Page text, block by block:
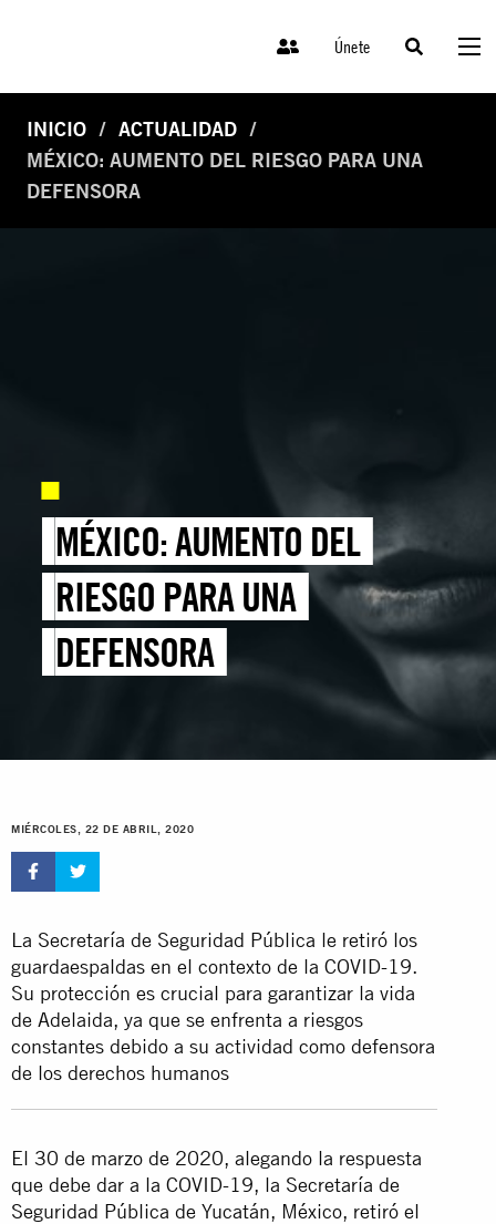
Únete
INICIO
ACTUALIDAD
MÉXICO: AUMENTO DEL RIESGO PARA UNA
DEFENSORA
MÉXICO: AUMENTO DEL
RIESGO PARA UNA
DEFENSORA
MIÉRCOLES, 22 DE ABRIL, 2020
La Secretaría de Seguridad Pública le retiró los
guardaespaldas en el contexto de la COVID-19.
Su protección es crucial para garantizar la vida
de Adelaida, ya que se enfrenta a riesgos
constantes debido a su actividad como defensora
de los derechos humanos
El 30 de marzo de 2020, alegando la respuesta
que debe dar a la COVID-19, la Secretaría de
Seguridad Pública de Yucatán, México, retiró el